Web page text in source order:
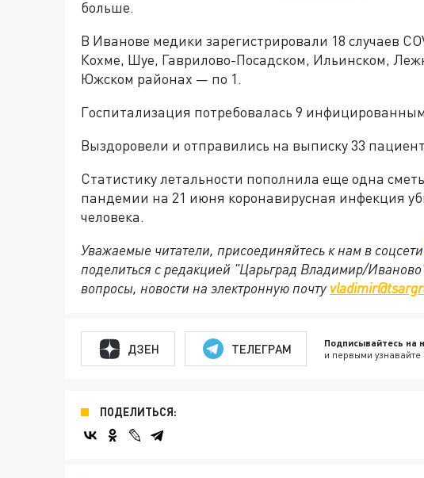
больше.
В Иванове медики зарегистрировали 18 случаев
Кохме, Шуе, Гаврилово-Посадском, Ильинском,
Южском районах — по 1.
Госпитализация потребовалась 9
Выздоровели и отправились на выписку 33
Статистику летальности пополнила еще одна
пандемии на 21 июня коронавирусная инфекция
человека.
Уважаемые читатели, присоединяйтесь к нам в соцсети
поделиться с редакцией "Царьград Владимир/
вопросы, новости на электронную почту
ДЗЕН ТЕЛЕГРАМ Подписывайтесь на
и первыми
ПОДЕЛИТЬСЯ: